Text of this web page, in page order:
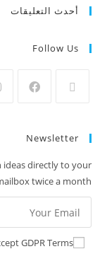
أحدث التعليقات
Follow Us
Newsletter
ideas directly to your
twice a month.
GDPR Terms